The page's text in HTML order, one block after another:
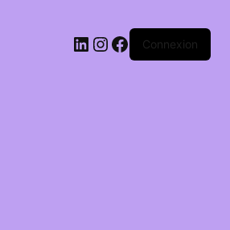
LinkedIn
Instagram
Facebook
Connexion